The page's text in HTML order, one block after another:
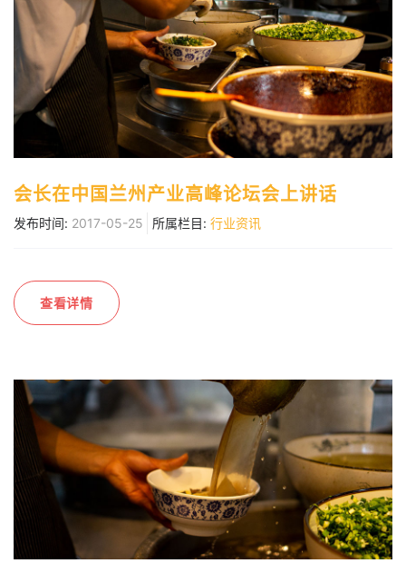
会长在中国兰州产业高峰论坛会上讲话
发布时间: 2017-05-25 所属栏目: 行业资讯
查看详情